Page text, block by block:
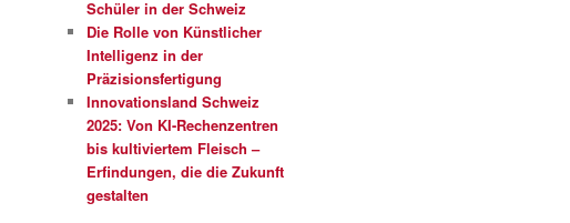
Schüler in der Schweiz
Die Rolle von Künstlicher
Intelligenz in der
Präzisionsfertigung
Innovationsland Schweiz
2025: Von KI-Rechenzentren
bis kultiviertem Fleisch –
Erfindungen, die die Zukunft
gestalten